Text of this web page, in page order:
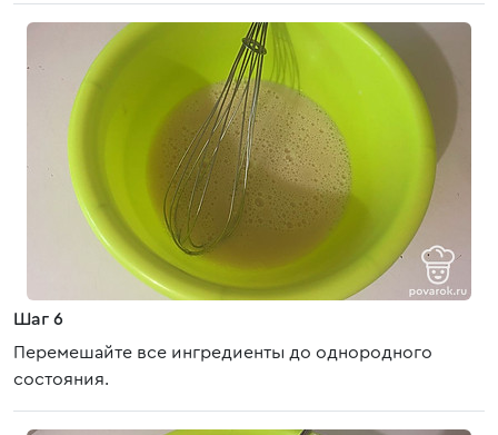
Шаг 6
Перемешайте все ингредиенты до однородного
состояния.